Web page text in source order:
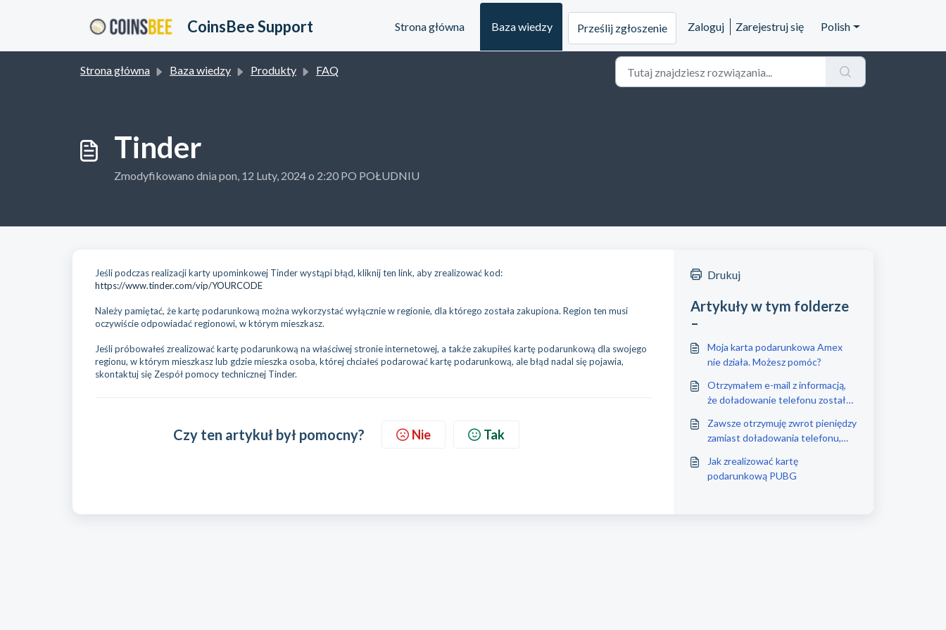
CoinsBee Support Strona główna Baza wiedzy Prześlij zgłoszenie Zaloguj Zarejestruj się Polish
Strona główna Baza wiedzy Produkty FAQ
Tinder
Zmodyfikowano dnia pon, 12 Luty, 2024 o 2:20 PO POŁUDNIU
Jeśli podczas realizacji karty upominkowej Tinder wystąpi błąd, kliknij ten link, aby zrealizować kod:
https://www.tinder.com/vip/YOURCODE
Należy pamiętać, że kartę podarunkową można wykorzystać wyłącznie w regionie, dla którego została zakupiona. Region ten musi
oczywiście odpowiadać regionowi, w którym mieszkasz.
Jeśli próbowałeś zrealizować kartę podarunkową na właściwej stronie internetowej, a także zakupiłeś kartę podarunkową dla swojego
regionu, w którym mieszkasz lub gdzie mieszka osoba, której chciałeś podarować kartę podarunkową, ale błąd nadal się pojawia,
skontaktuj się Zespół pomocy technicznej Tinder.
Czy ten artykuł był pomocny? Nie Tak
Drukuj
Artykuły w tym folderze
–
Moja karta podarunkowa Amex
nie działa. Możesz pomóc?
Otrzymałem e-mail z informacją,
że doładowanie telefonu zostało
nic na ten temat na moim
telefonie?
Zawsze otrzymuję zwrot pieniędzy
zamiast doładowania telefonu,
Jak zrealizować kartę
podarunkową PUBG